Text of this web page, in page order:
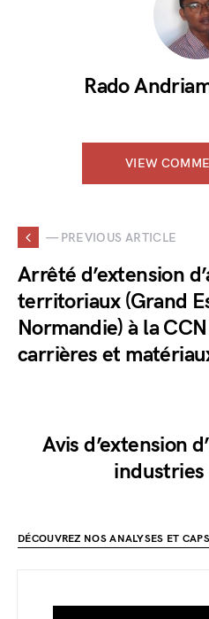
Rado
VIEW
— PREVIOUS ARTICLE
Arrêté d’extension
territoriaux (Grand
Normandie) à la
carrières et
Avis d’extension
industries
DÉCOUVREZ NOS ANALYSES ET